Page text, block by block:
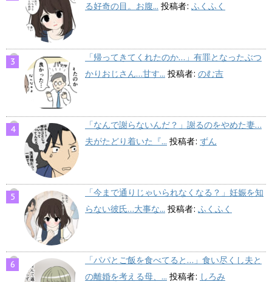
る好奇の目。お腹... 投稿者: ふくふく
「帰ってきてくれたのか…」有罪となったぶつ
かりおじさん…甘す... 投稿者: のむ吉
「なんで謝らないんだ？」謝るのをやめた妻…
夫がたどり着いた『... 投稿者: ずん
「今まで通りじゃいられなくなる？」妊娠を知
らない彼氏…大事な... 投稿者: ふくふく
「パパとご飯を食べてると…」食い尽くし夫と
の離婚を考える母、... 投稿者: しろみ